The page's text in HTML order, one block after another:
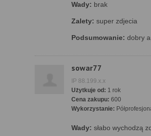
Wady: brak
Zalety: super zdjecia
Podsumowanie: dobry
sowar77
IP 88.199.x.x
Użytkuje od: 1 rok
Cena zakupu: 600
Wykorzystanie:
Wady: słabo wychodzą